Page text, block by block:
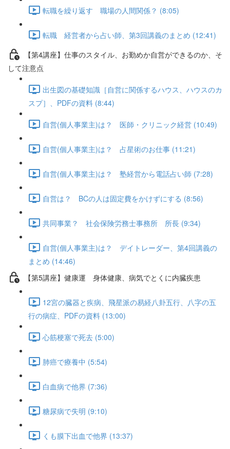
転職を繰り返す 職場の人間関係？ (8:05)
転職 経営者から占い師、第3回講義のまとめ (12:41)
【第4講座】仕事のスタイル、お勤めか自営ができるのか、そ
して注意点
出生図の基礎知識［自営に関係するハウス、ハウスのカ
スプ］、PDFの資料 (8:44)
自営(個人事業主)は？ 医師・クリニック経営 (10:49)
自営(個人事業主)は？ 占星術のお仕事 (11:21)
自営(個人事業主)は？ 塾経営から電話占い師 (7:28)
自営は？ BCの人は固定費をかけずにする (8:56)
共同事業？ 社会保険労務士事務所 所長 (9:34)
自営(個人事業主)は？ デイトレーダー、第4回講義の
まとめ (14:46)
【第5講座】健康運 身体健康、病気でとくに内臓疾患
12宮の臓器と疾病、飛星派の易経八卦五行、八字の五
行の病症、PDFの資料 (13:00)
心筋梗塞で死去 (5:00)
肺癌で療養中 (5:54)
白血病で他界 (7:36)
糖尿病で失明 (9:10)
くも膜下出血で他界 (13:37)